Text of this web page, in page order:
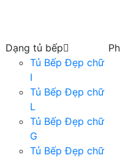
Dạng tủ bếp
Tủ Bếp Đẹp chữ
I
Tủ Bếp Đẹp chữ
L
Tủ Bếp Đẹp chữ
G
Tủ Bếp Đẹp chữ